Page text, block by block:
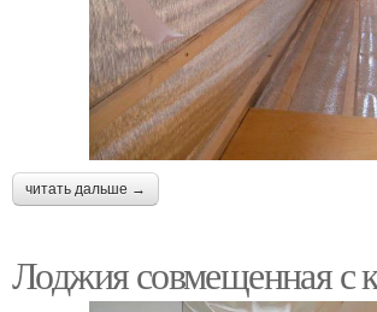
читать дальше →
Лоджия совмещенная с